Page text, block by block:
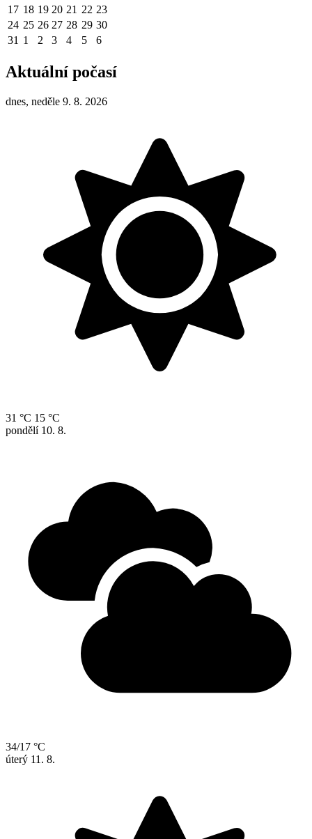
17 18 19 20 21 22 23
24 25 26 27 28 29 30
31 1 2 3 4 5 6
Aktuální počasí
dnes, neděle 9. 8. 2026
31 °C 15 °C
pondělí 10. 8.
34/17 °C
úterý 11. 8.